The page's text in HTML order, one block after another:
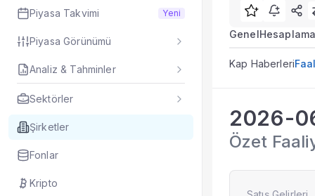
Piyasa Takvimi Yeni
Piyasa Görünümü
Analiz & Tahminler
Sektörler
Şirketler
Fonlar
Kripto
HATSN faaliyet
HATSN hissesi
Faaliyet
Şirket Detay— İlgili
Özet Rapor
Şirket Rapor
Genel
Kap Haberleri
HATSN
2026-
Özet